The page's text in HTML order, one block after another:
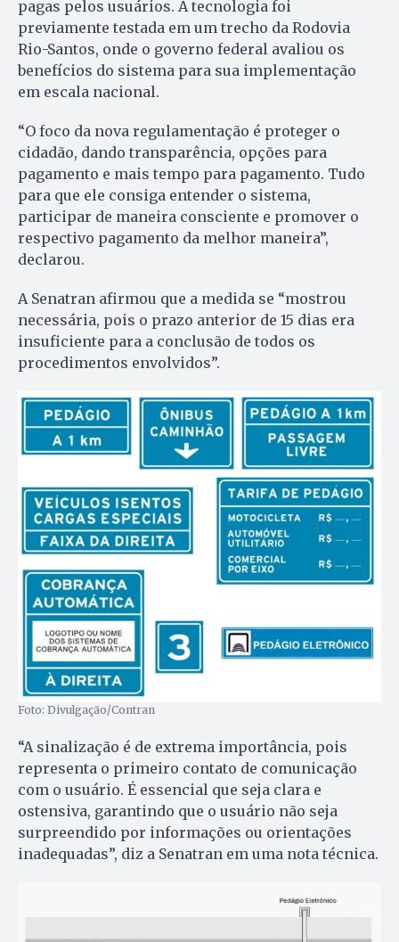
pagas pelos usuários. A tecnologia foi
previamente testada em um trecho da Rodovia
Rio-Santos, onde o governo federal avaliou os
benefícios do sistema para sua implementação
em escala nacional.
“O foco da nova regulamentação é proteger o
cidadão, dando transparência, opções para
pagamento e mais tempo para pagamento. Tudo
para que ele consiga entender o sistema,
participar de maneira consciente e promover o
respectivo pagamento da melhor maneira”,
declarou.
A Senatran afirmou que a medida se “mostrou
necessária, pois o prazo anterior de 15 dias era
insuficiente para a conclusão de todos os
procedimentos envolvidos”.
Foto: Divulgação/Contran
“A sinalização é de extrema importância, pois
representa o primeiro contato de comunicação
com o usuário. É essencial que seja clara e
ostensiva, garantindo que o usuário não seja
surpreendido por informações ou orientações
inadequadas”, diz a Senatran em uma nota técnica.